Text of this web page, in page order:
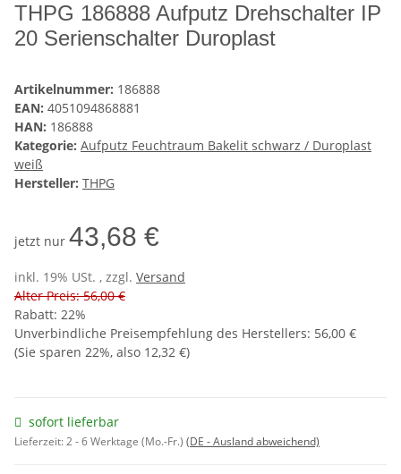
THPG 186888 Aufputz Drehschalter IP
20 Serienschalter Duroplast
Artikelnummer: 186888
EAN: 4051094868881
HAN: 186888
Kategorie: Aufputz Feuchtraum Bakelit schwarz / Duroplast
weiß
Hersteller: THPG
jetzt nur 43,68 €
inkl. 19% USt. , zzgl. Versand
Alter Preis: 56,00 €
Rabatt: 22%
Unverbindliche Preisempfehlung des Herstellers: 56,00 €
(Sie sparen 22%, also 12,32 €)
sofort lieferbar
Lieferzeit:2 - 6 Werktage (Mo.-Fr.) (DE - Ausland abweichend)